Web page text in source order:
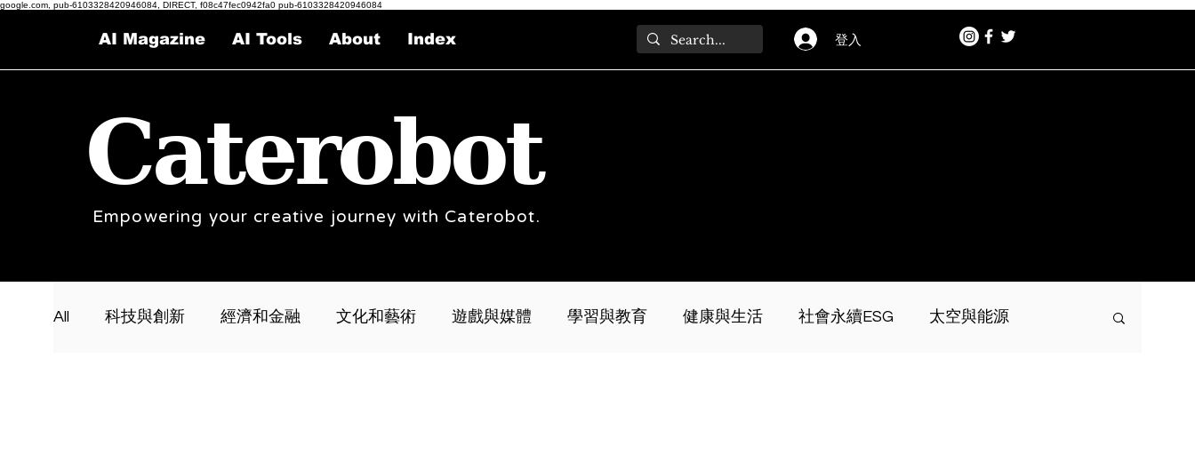
google.com, pub-6103328420946084, DIRECT, f08c47fec0942fa0 pub-6103328420946084
AI Magazine AI Tools About Index 登入
Caterobot
Empowering your creative journey with Caterobot.
All 科技與創新 經濟和金融 文化和藝術 遊戲與媒體 學習與教育 健康與生活 社會永續ESG 太空與能源